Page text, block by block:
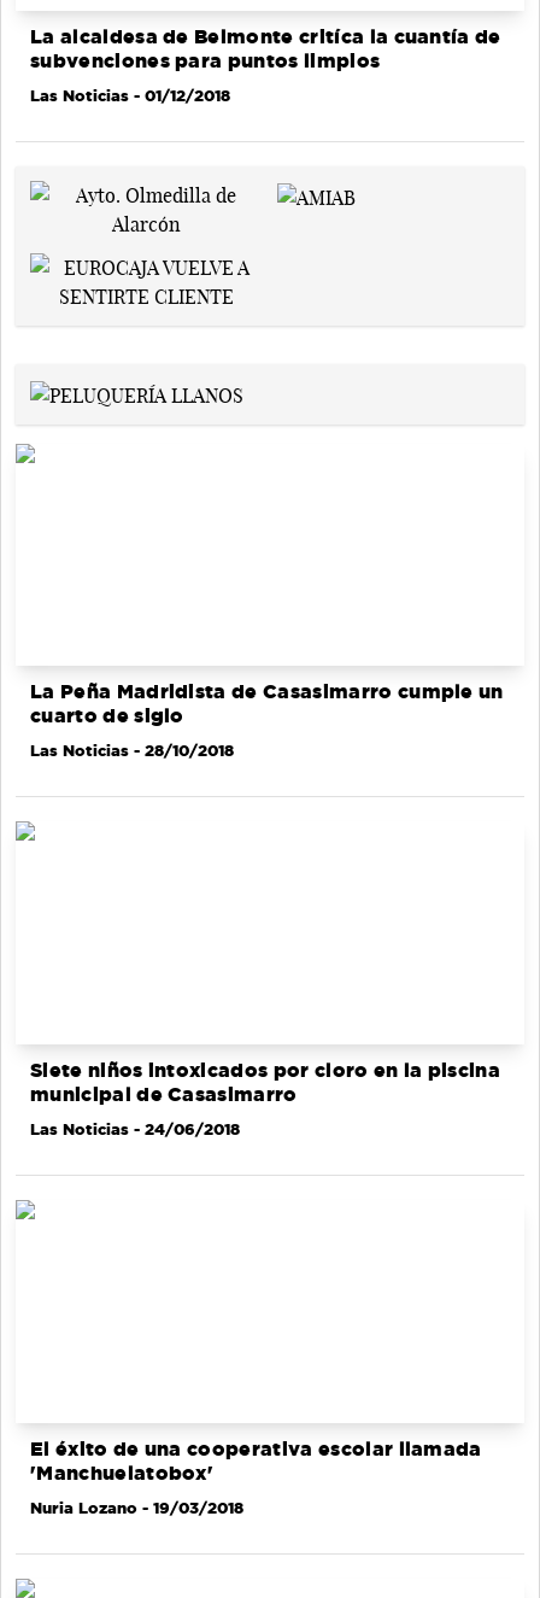
La alcaldesa de Belmonte critíca la cuantía de
subvenciones para puntos limpios
Las Noticias - 01/12/2018
La Peña Madridista de Casasimarro cumple un
cuarto de siglo
Las Noticias - 28/10/2018
Siete niños intoxicados por cloro en la piscina
municipal de Casasimarro
Las Noticias - 24/06/2018
El éxito de una cooperativa escolar llamada
'Manchuelatobox'
Nuria Lozano - 19/03/2018